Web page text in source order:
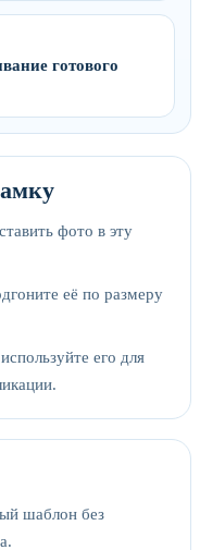
готового
фото в эту
её по размеру
его для
шаблон без